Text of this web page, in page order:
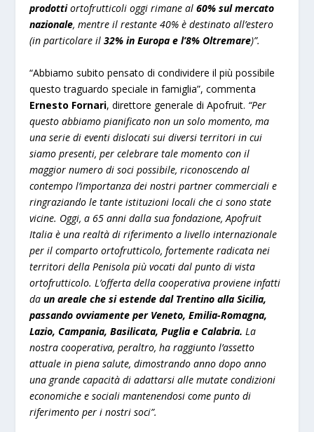
prodottiortofrutticoli oggi rimane al60% sul mercato
nazionale, mentre il restante 40% è destinato all’estero
(in particolare il32% in Europa e l’8% Oltremare)”.
“Abbiamo subito pensato di condividere il più possibile
questo traguardo speciale in famiglia”, commenta
Ernesto Fornari, direttore generale di Apofruit. “Per
questo abbiamo pianificato non un solo momento, ma
una serie di eventi dislocati sui diversi territori in cui
siamo presenti, per celebrare tale momento con il
maggior numero di soci possibile, riconoscendo al
contempo l’importanza dei nostri partner commerciali e
ringraziando le tante istituzioni locali che ci sono state
vicine. Oggi, a 65 anni dalla sua fondazione, Apofruit
Italia è una realtà di riferimento a livello internazionale
per il comparto ortofrutticolo, fortemente radicata nei
territori della Penisola più vocati dal punto di vista
ortofrutticolo. L’offerta della cooperativa proviene infatti
daun areale che si estende dal Trentino alla Sicilia,
passando ovviamente per Veneto, Emilia-Romagna,
Lazio, Campania, Basilicata, Puglia e Calabria. La
nostra cooperativa, peraltro, ha raggiunto l’assetto
attuale in piena salute, dimostrando anno dopo anno
una grande capacità di adattarsi alle mutate condizioni
economiche e sociali mantenendosi come punto di
riferimento per i nostri soci”.